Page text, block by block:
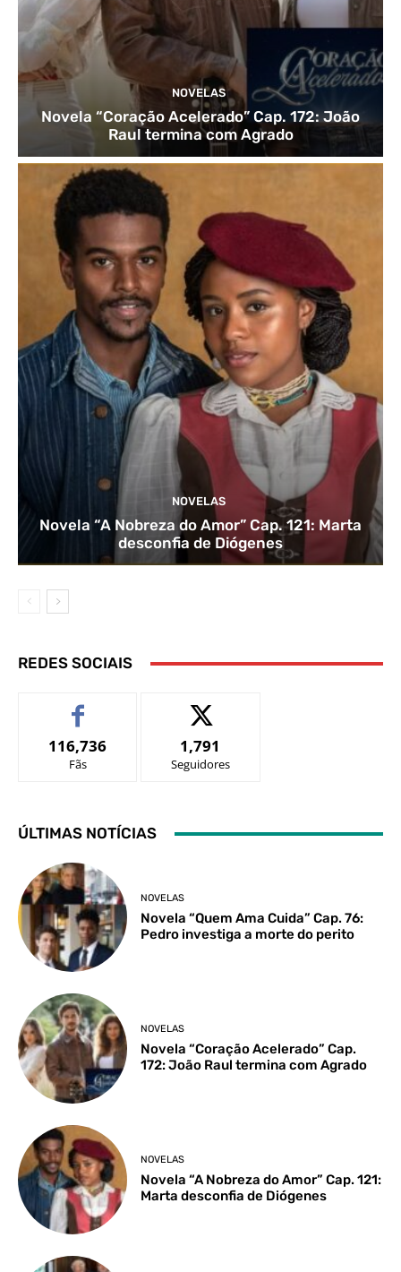
NOVELAS
Novela “Coração Acelerado” Cap. 172: João
Raul termina com Agrado
NOVELAS
Novela “A Nobreza do Amor” Cap. 121: Marta
desconfia de Diógenes
REDES SOCIAIS
116,736
Fãs
1,791
Seguidores
ÚLTIMAS NOTÍCIAS
NOVELAS
Novela “Quem Ama Cuida” Cap. 76:
Pedro investiga a morte do perito
NOVELAS
Novela “Coração Acelerado” Cap.
172: João Raul termina com Agrado
NOVELAS
Novela “A Nobreza do Amor” Cap. 121:
Marta desconfia de Diógenes